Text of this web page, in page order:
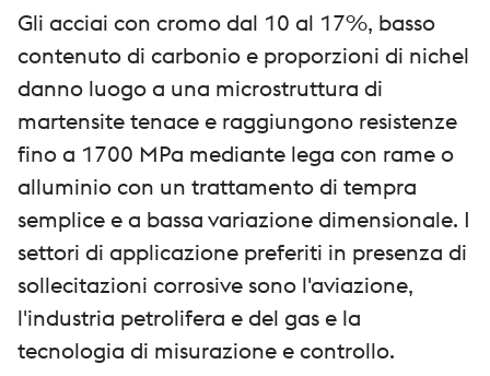
Gli acciai con cromo dal 10 al 17%, basso
contenuto di carbonio e proporzioni di nichel
danno luogo a una microstruttura di
martensite tenace e raggiungono resistenze
fino a 1700 MPa mediante lega con rame o
alluminio con un trattamento di tempra
semplice e a bassa variazione dimensionale. I
settori di applicazione preferiti in presenza di
sollecitazioni corrosive sono l'aviazione,
l'industria petrolifera e del gas e la
tecnologia di misurazione e controllo.